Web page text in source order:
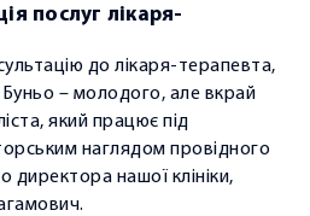
КОМАНДА
Лікарі
КОНТАКТИ
послуг лікаря-
до лікаря-терапевта,
– молодого, але вкрай
який працює під
наглядом провідного
директора нашої клініки,